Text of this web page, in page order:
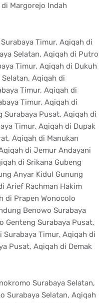
Margorejo Indah
Timur, Aqiqah di
Selatan, Aqiqah di Putro
Timur, Aqiqah di Dukuh
Aqiqah di
Timur, Aqiqah di
Timur, Aqiqah di
Surabaya Pusat, Aqiqah di
Timur, Aqiqah di Dupak
Aqiqah di Manukan
di Jemur Andayani
di Srikana Gubeng
Anyar Kidul Gunung
Arief Rachman Hakim
di Prapen Wonocolo
Benowo Surabaya
Genteng Surabaya Pusat,
Timur, Aqiqah di
Pusat, Aqiqah di Demak
Surabaya Selatan,
Surabaya Selatan, Aqiqah